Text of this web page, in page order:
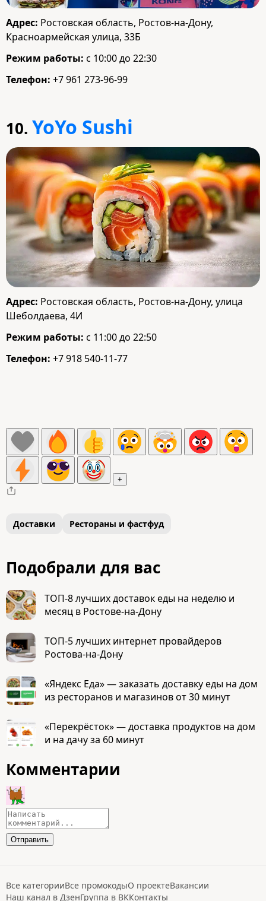
Адрес: Ростовская область, Ростов-на-Дону,
Красноармейская улица, 33Б
Режим работы: с 10:00 до 22:30
Телефон: +7 961 273-96-99
10. YoYo Sushi
Адрес: Ростовская область, Ростов-на-Дону, улица
Шеболдаева, 4И
Режим работы: с 11:00 до 22:50
Телефон: +7 918 540-11-77
+
Доставки Рестораны и фастфуд
Подобрали для вас
ТОП-8 лучших доставок еды на неделю и
месяц в Ростове-на-Дону
ТОП-5 лучших интернет провайдеров
Ростова-на-Дону
«Яндекс Еда» — заказать доставку еды на дом
из ресторанов и магазинов от 30 минут
«Перекрёсток» — доставка продуктов на дом
и на дачу за 60 минут
Комментарии
Все категорииВсе промокодыО проектеВакансии
Наш канал в ДзенГруппа в ВККонтакты